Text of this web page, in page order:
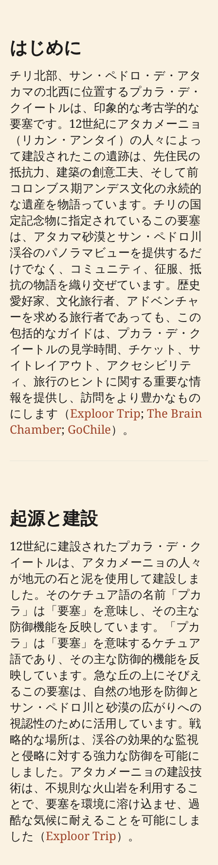
はじめに
チリ北部、サン・ペドロ・デ・アタ
カマの北西に位置するプカラ・デ・
クイートルは、印象的な考古学的な
要塞です。12世紀にアタカメーニョ
（リカン・アンタイ）の人々によっ
て建設されたこの遺跡は、先住民の
抵抗力、建築の創意工夫、そして前
コロンブス期アンデス文化の永続的
な遺産を物語っています。チリの国
定記念物に指定されているこの要塞
は、アタカマ砂漠とサン・ペドロ川
渓谷のパノラマビューを提供するだ
けでなく、コミュニティ、征服、抵
抗の物語を織り交ぜています。歴史
愛好家、文化旅行者、アドベンチャ
ーを求める旅行者であっても、この
包括的なガイドは、プカラ・デ・ク
イートルの見学時間、チケット、サ
イトレイアウト、アクセシビリテ
ィ、旅行のヒントに関する重要な情
報を提供し、訪問をより豊かなもの
にします（Exploor Trip; The Brain
Chamber; GoChile）。
起源と建設
12世紀に建設されたプカラ・デ・ク
イートルは、アタカメーニョの人々
が地元の石と泥を使用して建設しま
した。そのケチュア語の名前「プカ
ラ」は「要塞」を意味し、その主な
防御機能を反映しています。「プカ
ラ」は「要塞」を意味するケチュア
語であり、その主な防御的機能を反
映しています。急な丘の上にそびえ
るこの要塞は、自然の地形を防御と
サン・ペドロ川と砂漠の広がりへの
視認性のために活用しています。戦
略的な場所は、渓谷の効果的な監視
と侵略に対する強力な防御を可能に
しました。アタカメーニョの建設技
術は、不規則な火山岩を利用するこ
とで、要塞を環境に溶け込ませ、過
酷な気候に耐えることを可能にしま
した（Exploor Trip）。